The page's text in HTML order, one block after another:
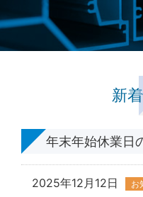
新
年末年始休業日
2025年12月12日 お